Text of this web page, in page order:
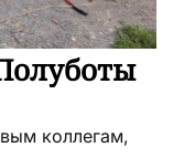
коллегам,